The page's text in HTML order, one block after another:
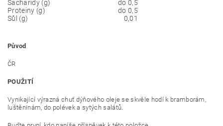
Sacharidy (g)
do 0,5
Proteiny (g)
do 0,5
Sůl (g)
0,01
Původ
ČR
POUŽITÍ
Vynikající výrazná chuť dýňového oleje se skvěle hodí k bramborám,
luštěninám, do polévek a sytých salátů.